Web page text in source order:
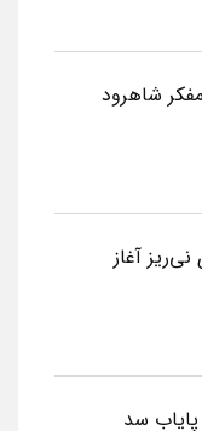
شاهرود
آغاز
سد